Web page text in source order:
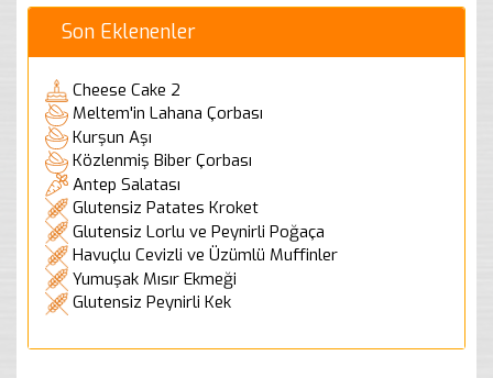
Son Eklenenler
Cheese Cake 2
Meltem'in Lahana Çorbası
Kurşun Aşı
Közlenmiş Biber Çorbası
Antep Salatası
Glutensiz Patates Kroket
Glutensiz Lorlu ve Peynirli Poğaça
Havuçlu Cevizli ve Üzümlü Muffinler
Yumuşak Mısır Ekmeği
Glutensiz Peynirli Kek